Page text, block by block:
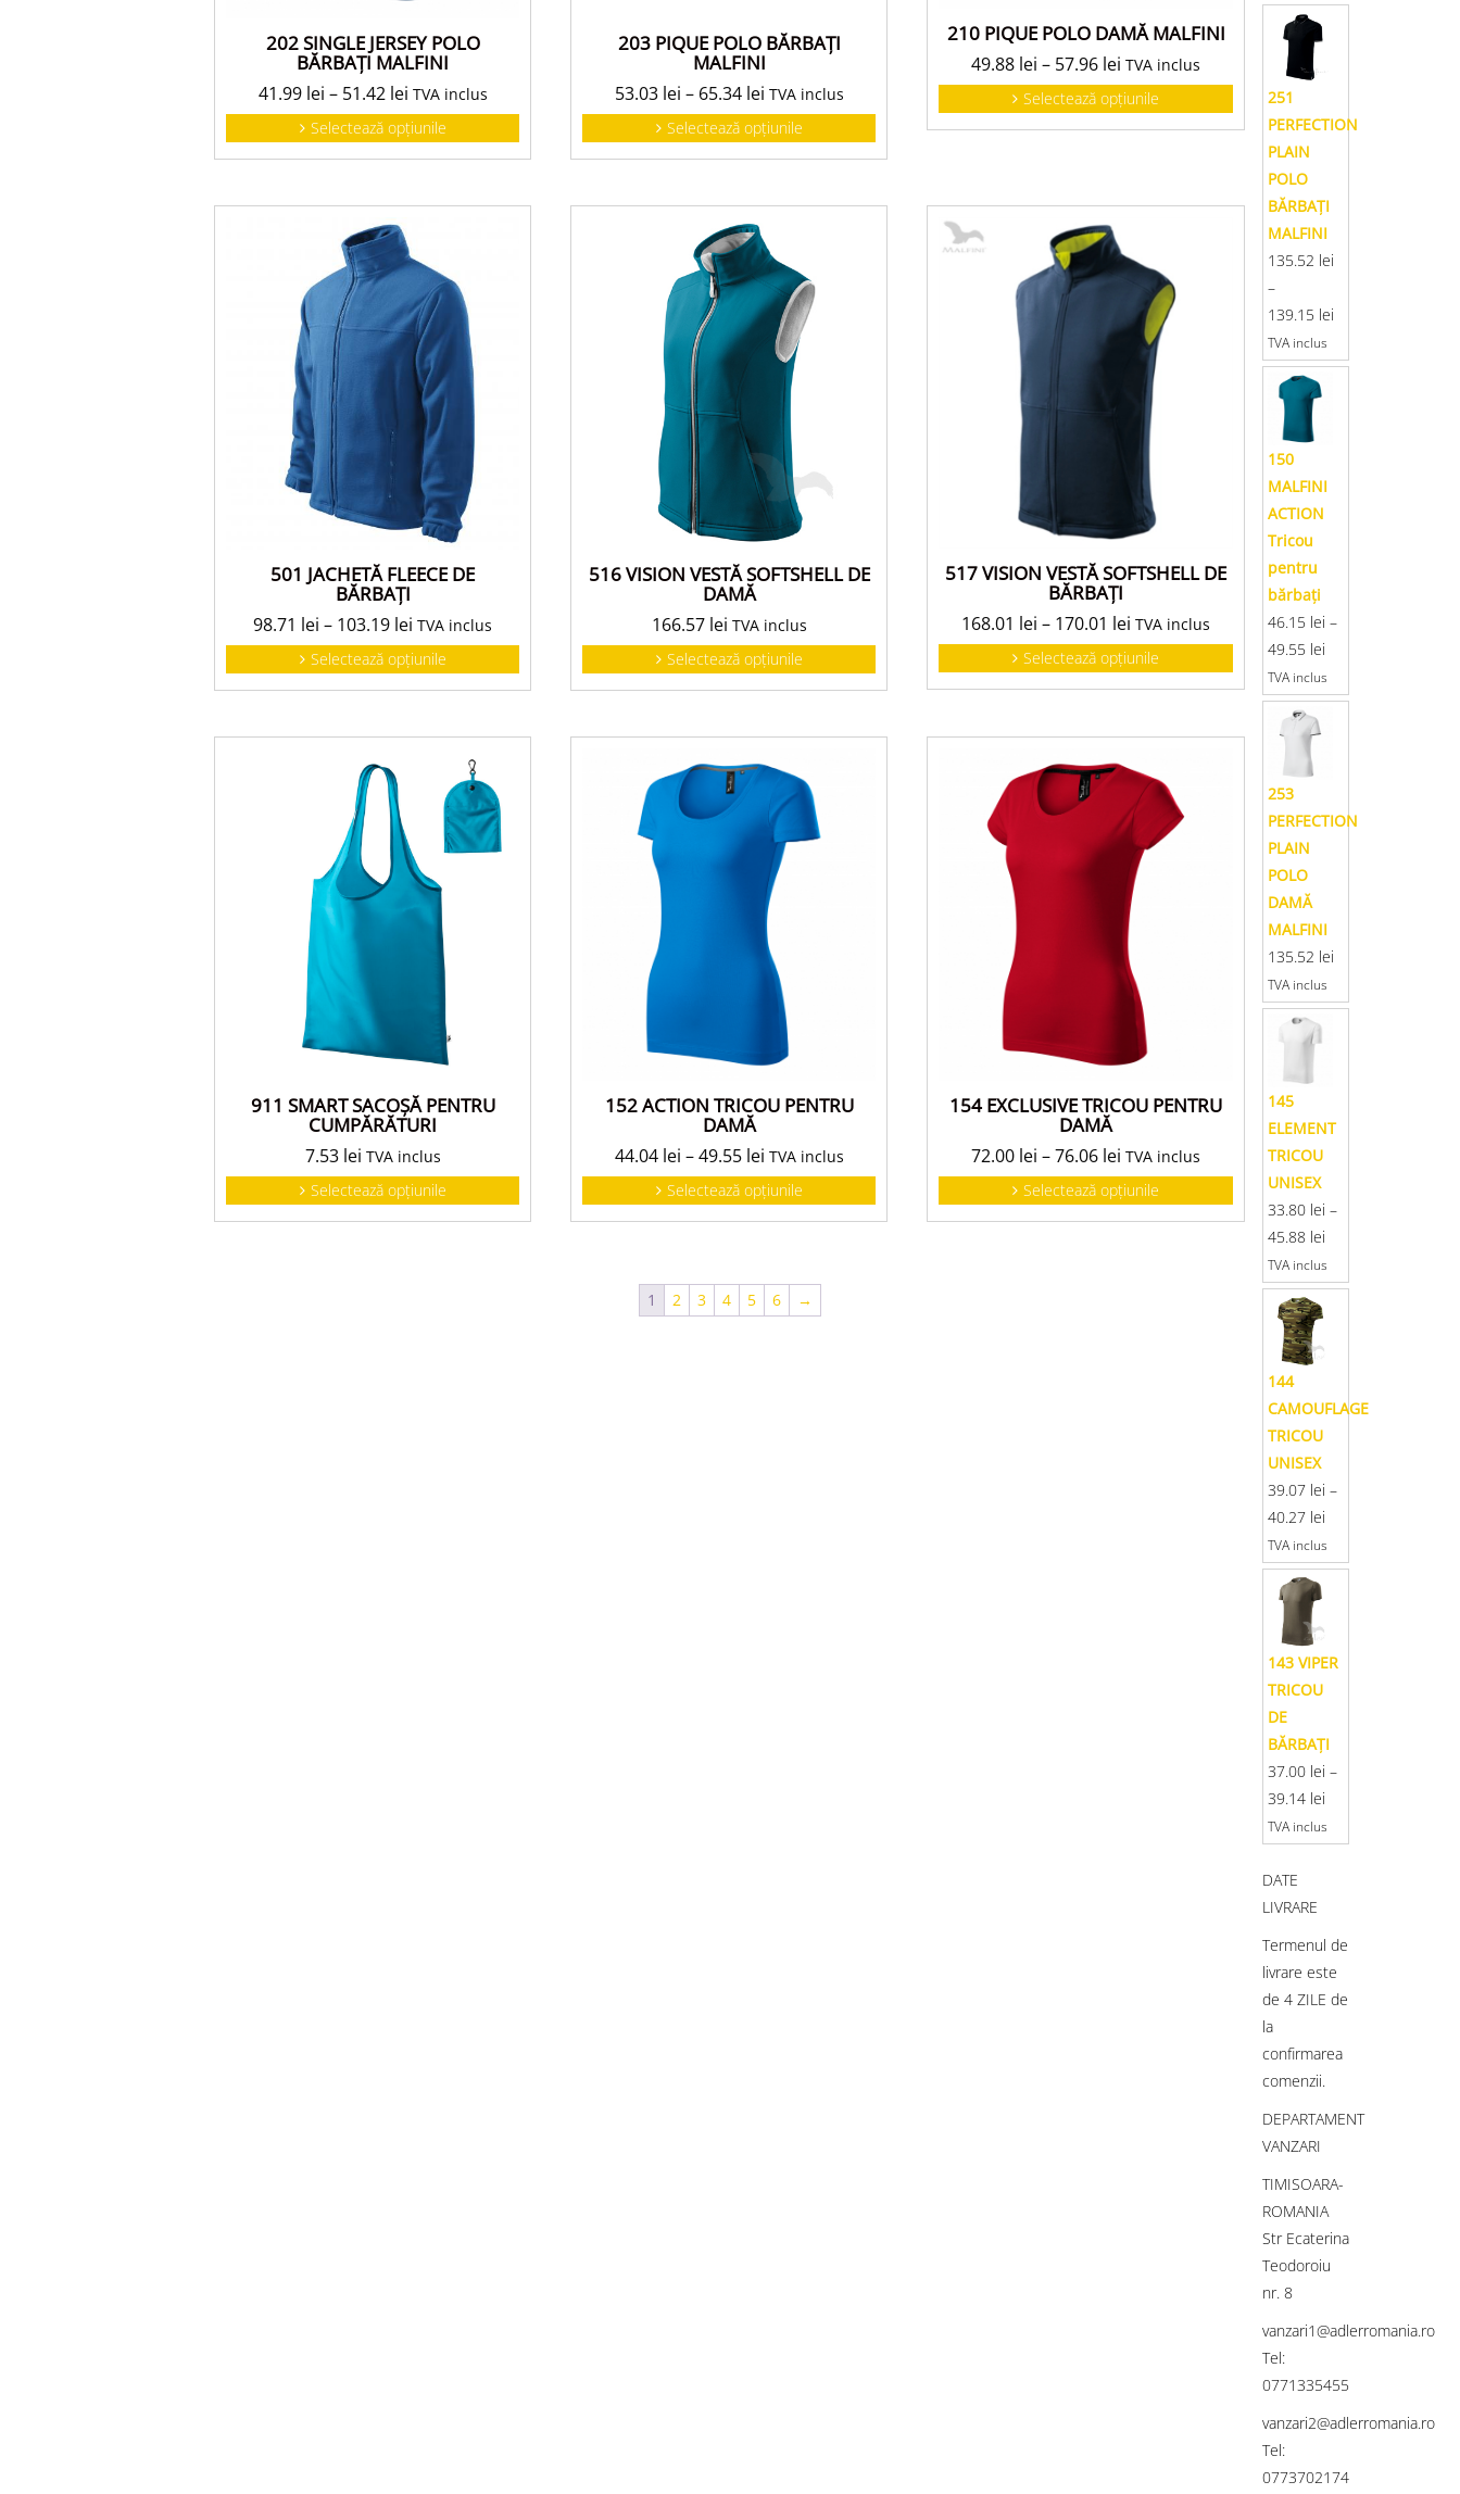
202 SINGLE JERSEY POLO
BĂRBAŢI MALFINI
41.99 lei – 51.42 lei TVA inclus
Selectează opțiunile
203 PIQUE POLO BĂRBAŢI
MALFINI
53.03 lei – 65.34 lei TVA inclus
Selectează opțiunile
210 PIQUE POLO DAMĂ MALFINI
49.88 lei – 57.96 lei TVA inclus
Selectează opțiunile
501 JACHETĂ FLEECE DE
BĂRBAŢI
98.71 lei – 103.19 lei TVA inclus
Selectează opțiunile
516 VISION VESTĂ SOFTSHELL DE
DAMĂ
166.57 lei TVA inclus
Selectează opțiunile
517 VISION VESTĂ SOFTSHELL DE
BĂRBAŢI
168.01 lei – 170.01 lei TVA inclus
Selectează opțiunile
911 SMART SACOŞĂ PENTRU
CUMPĂRĂTURI
7.53 lei TVA inclus
Selectează opțiunile
152 ACTION TRICOU PENTRU
DAMĂ
44.04 lei –49.55 lei TVA inclus
Selectează opțiunile
154 EXCLUSIVE TRICOU PENTRU
DAMĂ
72.00 lei –76.06 lei TVA inclus
Selectează opțiunile
1 2 3 4 5 6 →
251
PERFECTION
PLAIN
POLO
BĂRBAŢI
MALFINI
135.52 lei
–
139.15 lei
TVA inclus
150
MALFINI
ACTION
Tricou
pentru
bărbaţi
46.15 lei –
49.55 lei
TVA inclus
253
PERFECTION
PLAIN
POLO
DAMĂ
MALFINI
135.52 lei
TVA inclus
145
ELEMENT
TRICOU
UNISEX
33.80 lei –
45.88 lei
TVA inclus
144
CAMOUFLAGE
TRICOU
UNISEX
39.07 lei –
40.27 lei
TVA inclus
143 VIPER
TRICOU
DE
BĂRBAŢI
37.00 lei –
39.14 lei
TVA inclus
DATE
LIVRARE
Termenul de
livrare este
de 4 ZILE de
la
confirmarea
comenzii.
DEPARTAMENT
VANZARI
TIMISOARA-
ROMANIA
Str Ecaterina
Teodoroiu
nr. 8
vanzari1@adlerromania.ro
Tel:
0771335455
vanzari2@adlerromania.ro
Tel:
0773702174